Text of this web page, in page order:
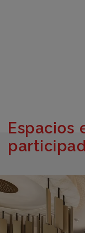
Espacios